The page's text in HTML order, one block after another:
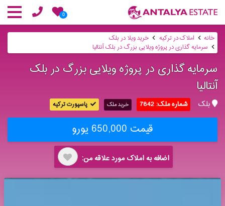
0
خانه املاک در ترکیه
خرید ویلا در بلک
سرمایه گذاری در پروژه ویلایی بزرگ در بلک آنتالیا
سرمایه گذاری در پروژه ویلایی بزرگ در بلک
آنتالیا
بلک شماره ملک: 7842 خرید ملک پاسپورت ترکیه
قیمت 650,000 یورو
اضافه به املاک مورد علاقه من: